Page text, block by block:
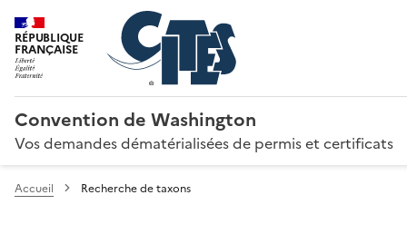
RÉPUBLIQUE
FRANÇAISE
Convention de Washington
Vos demandes dématérialisées de permis et certificats
Accueil Recherche de taxons